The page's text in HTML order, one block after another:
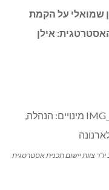
את היו”ר, וכי לא
לא יובילו אותו